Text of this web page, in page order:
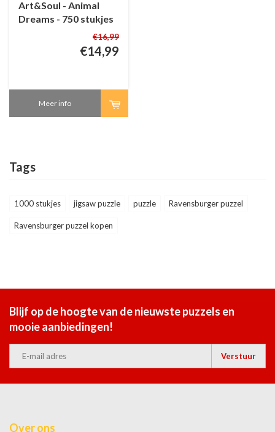
Art&Soul - Animal
Dreams - 750 stukjes
€16,99
€14,99
Meer info
Tags
1000 stukjes jigsaw puzzle puzzle Ravensburger puzzel
Ravensburger puzzel kopen
Blijf op de hoogte van de nieuwste puzzels en
mooie aanbiedingen!
Verstuur
Over ons